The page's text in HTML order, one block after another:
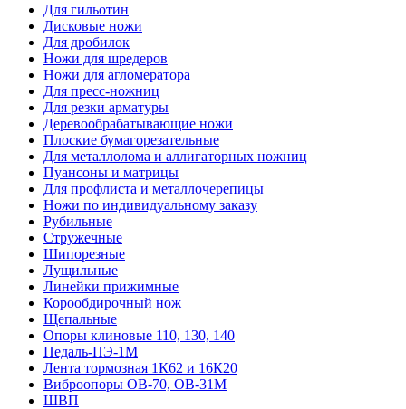
Для гильотин
Дисковые ножи
Для дробилок
Ножи для шредеров
Ножи для агломератора
Для пресс-ножниц
Для резки арматуры
Деревообрабатывающие ножи
Плоские бумагорезательные
Для металлолома и аллигаторных ножниц
Пуансоны и матрицы
Для профлиста и металлочерепицы
Ножи по индивидуальному заказу
Рубильные
Стружечные
Шипорезные
Лущильные
Линейки прижимные
Корообдирочный нож
Щепальные
Опоры клиновые 110, 130, 140
Педаль-ПЭ-1М
Лента тормозная 1К62 и 16К20
Виброопоры OB-70, OB-31M
ШВП